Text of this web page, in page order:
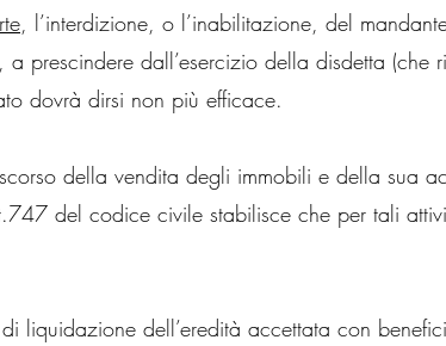
, l’interdizione, o l’inabilitazione, del
a prescindere dall’esercizio della disdetta
dovrà dirsi non più efficace.
della vendita degli immobili e della sua
del codice civile stabilisce che per tali
liquidazione dell’eredità accettata con